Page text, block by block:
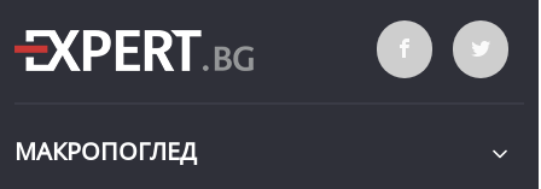
МАКРОПОГЛЕД